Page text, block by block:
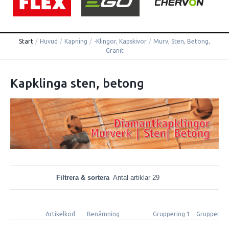
Start / Huvud / Kapning / -Klingor, Kapskivor / Murv, Sten, Betong,
Granit
Kapklinga sten, betong
Filtrera & sortera Antal artiklar 29
Artikelkod Benämning Gruppering 1